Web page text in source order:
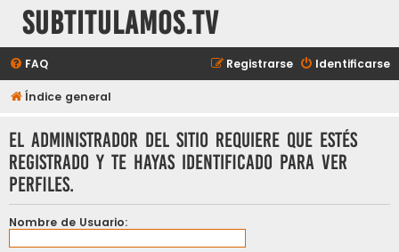
subtitulamos.tv
FAQ Identificarse
Registrarse
Índice general
El administrador del sitio requiere que estés
registrado y te hayas identificado para ver
perfiles.
Nombre de Usuario: